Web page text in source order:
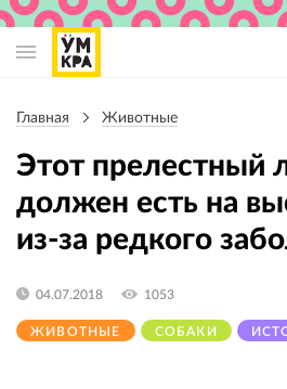
навигация
навигации
Главная Животные
Этот прелестный
должен есть на
из-за редкого
ЖИВОТНЫЕ СОБАКИ
04.07.2018 1053